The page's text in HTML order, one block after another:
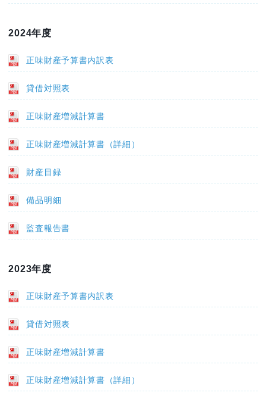
2024年度
正味財産予算書内訳表
貸借対照表
正味財産増減計算書
正味財産増減計算書（詳細）
財産目録
備品明細
監査報告書
2023年度
正味財産予算書内訳表
貸借対照表
正味財産増減計算書
正味財産増減計算書（詳細）